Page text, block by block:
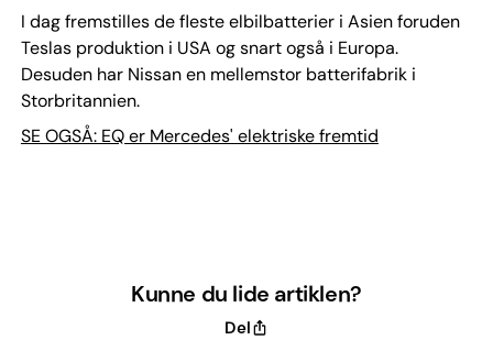
I dag fremstilles de fleste elbilbatterier i Asien foruden
Teslas produktion i USA og snart også i Europa.
Desuden har Nissan en mellemstor batterifabrik i
Storbritannien.
SE OGSÅ: EQ er Mercedes' elektriske fremtid
Kunne du lide artiklen?
Del